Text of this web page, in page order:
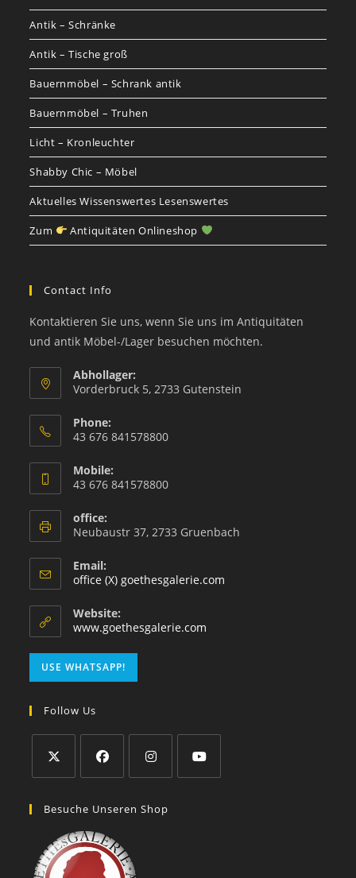
Antik – Schränke
Antik – Tische groß
Bauernmöbel – Schrank antik
Bauernmöbel – Truhen
Licht – Kronleuchter
Shabby Chic – Möbel
Aktuelles Wissenswertes Lesenswertes
Zum Antiquitäten Onlineshop
Contact Info
Kontaktieren Sie uns, wenn Sie uns im Antiquitäten
und antik Möbel-/Lager besuchen möchten.
Abhollager:
Vorderbruck 5, 2733 Gutenstein
Phone:
43 676 841578800
Mobile:
43 676 841578800
office:
Neubaustr 37, 2733 Gruenbach
Email:
office (X) goethesgalerie.com
Website:
www.goethesgalerie.com
USE WHATSAPP!
Follow Us
Besuche Unseren Shop